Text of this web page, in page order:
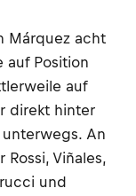
Márquez acht
auf Position
auf
direkt hinter
An
Viñales,
und